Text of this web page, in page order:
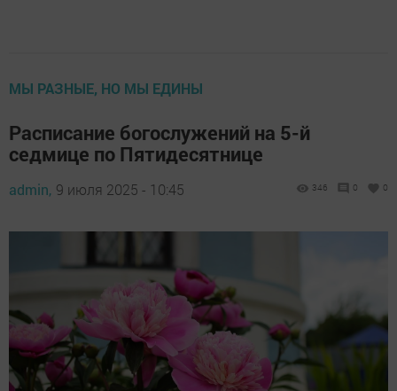
МЫ РАЗНЫЕ, НО МЫ ЕДИНЫ
Расписание богослужений на 5-й
седмице по Пятидесятнице
admin, 9 июля 2025 - 10:45 346 0 0